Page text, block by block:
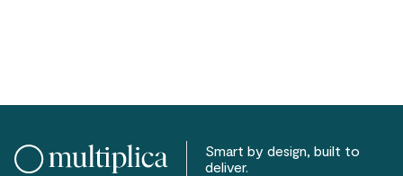
Smart by design, built to
deliver.